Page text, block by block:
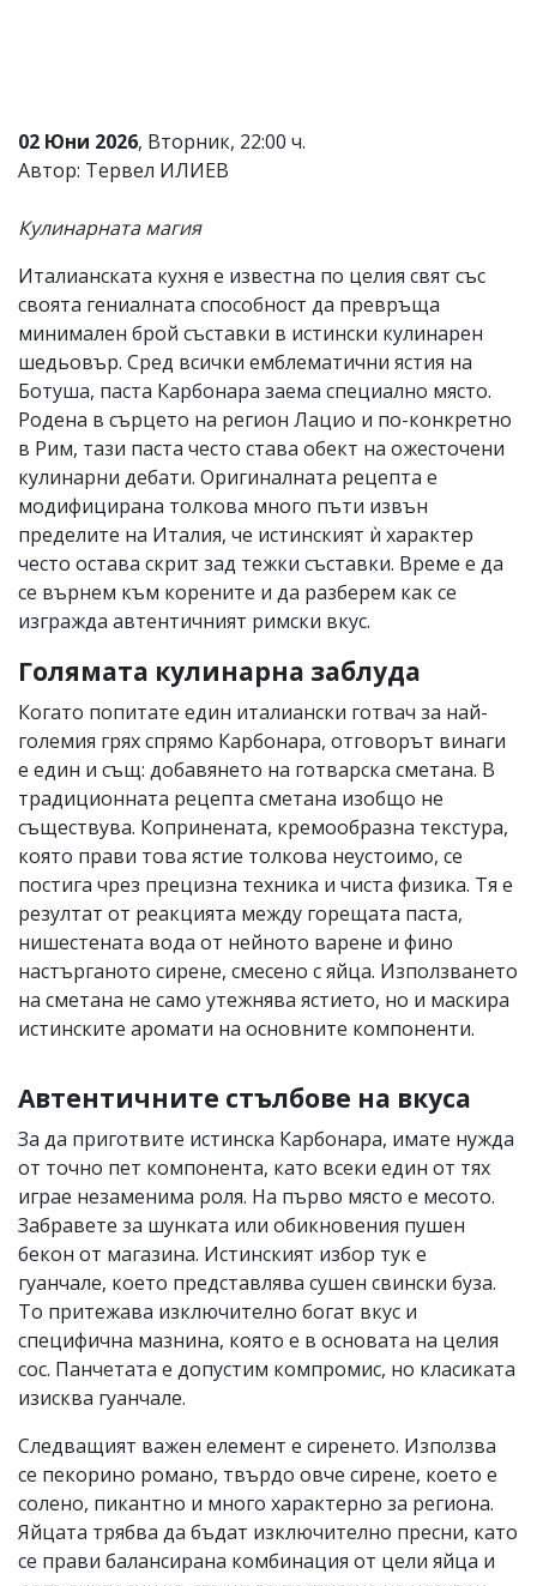
от
читателите
и
не
носи
за
тях!
Ако
обиден
за
вас
коментар,
моля
сигнализирайте
ни!
02 Юни 2026, Вторник, 22:00 ч.
Автор: Тервел ИЛИЕВ
Кулинарната магия
Италианската кухня е известна по целия свят със
своята гениалната способност да превръща
минимален брой съставки в истински кулинарен
шедьовър. Сред всички емблематични ястия на
Ботуша, паста Карбонара заема специално място.
Родена в сърцето на регион Лацио и по-конкретно
в Рим, тази паста често става обект на ожесточени
кулинарни дебати. Оригиналната рецепта е
модифицирана толкова много пъти извън
пределите на Италия, че истинският ѝ характер
често остава скрит зад тежки съставки. Време е да
се върнем към корените и да разберем как се
изгражда автентичният римски вкус.
Голямата кулинарна заблуда
Когато попитате един италиански готвач за най-
големия грях спрямо Карбонара, отговорът винаги
е един и същ: добавянето на готварска сметана. В
традиционната рецепта сметана изобщо не
съществува. Копринената, кремообразна текстура,
която прави това ястие толкова неустоимо, се
постига чрез прецизна техника и чиста физика. Тя е
резултат от реакцията между горещата паста,
нишестената вода от нейното варене и фино
настърганото сирене, смесено с яйца. Използването
на сметана не само утежнява ястието, но и маскира
истинските аромати на основните компоненти.
Автентичните стълбове на вкуса
За да приготвите истинска Карбонара, имате нужда
от точно пет компонента, като всеки един от тях
играе незаменима роля. На първо място е месото.
Забравете за шунката или обикновения пушен
бекон от магазина. Истинският избор тук е
гуанчале, което представлява сушен свински буза.
То притежава изключително богат вкус и
специфична мазнина, която е в основата на целия
сос. Панчетата е допустим компромис, но класиката
изисква гуанчале.
Следващият важен елемент е сиренето. Използва
се пекорино романо, твърдо овче сирене, което е
солено, пикантно и много характерно за региона.
Яйцата трябва да бъдат изключително пресни, като
се прави балансирана комбинация от цели яйца и